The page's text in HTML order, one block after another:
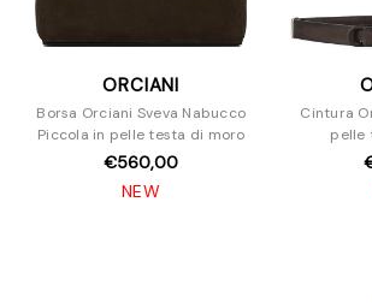
ORCIANI
Borsa Orciani Sveva Nabucco
Piccola in pelle testa di moro
€560,00
NEW
Cintura
pelle